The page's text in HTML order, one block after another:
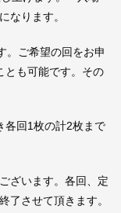
なります。
。ご希望の回をお申
とも可能です。その
各回1枚の計2枚まで
ざいます。各回、定
了させて頂きます。